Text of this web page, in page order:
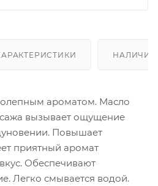
НАЛИЧИЕ
ароматом. Масло
вызывает ощущение
Повышает
приятный аромат
Обеспечивают
Легко смывается водой.